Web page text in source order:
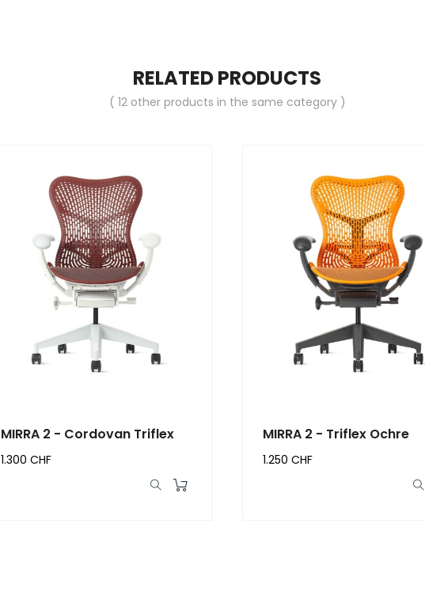
RELATED PRODUCTS
( 12 other products in the same category )
MIRRA 2 - Cordovan Triflex
1.300 CHF
MIRRA 2 - Triflex Ochre
1.250 CHF